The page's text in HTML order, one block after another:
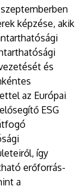
képzése, akik
és
az Európai
ESG
így
erőforrás-
a